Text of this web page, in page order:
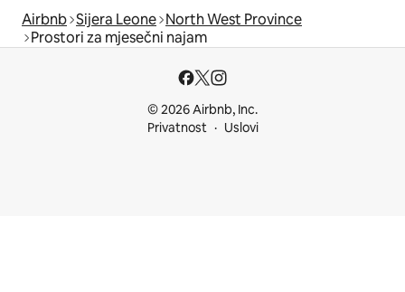
Airbnb Sijera Leone North West Province
Prostori za mjesečni najam
© 2026 Airbnb, Inc.
Privatnost
Uslovi